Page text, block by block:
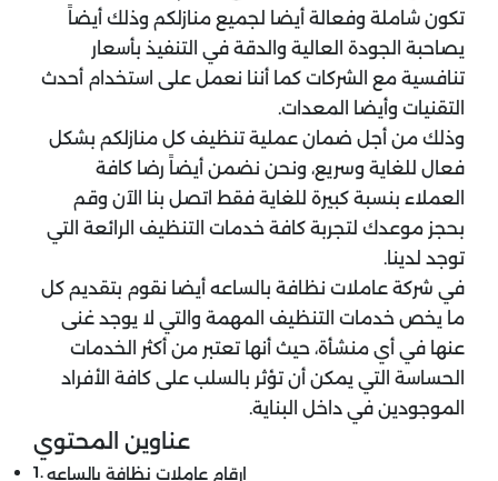
تكون شاملة وفعالة أيضا لجميع منازلكم وذلك أيضاً
يصاحبة الجودة العالية والدقة في التنفيذ بأسعار
تنافسية مع الشركات كما أننا نعمل على استخدام أحدث
التقنيات وأيضا المعدات.
وذلك من أجل ضمان عملية تنظيف كل منازلكم بشكل
فعال للغاية وسريع، ونحن نضمن أيضاً رضا كافة
العملاء بنسبة كبيرة للغاية فقط اتصل بنا الآن وقم
بحجز موعدك لتجربة كافة خدمات التنظيف الرائعة التي
توجد لدينا.
في شركة عاملات نظافة بالساعه أيضا نقوم بتقديم كل
ما يخص خدمات التنظيف المهمة والتي لا يوجد غنى
عنها في أي منشأة، حيث أنها تعتبر من أكثر الخدمات
الحساسة التي يمكن أن تؤثر بالسلب على كافة الأفراد
الموجودين في داخل البناية.
عناوين المحتوي
ارقام عاملات نظافة بالساعه